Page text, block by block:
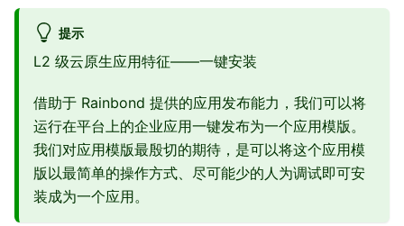
提示
L2 级云原生应用特征——一键安装
借助于 Rainbond 提供的应用发布能力，我们可以将
运行在平台上的企业应用一键发布为一个应用模版。
我们对应用模版最殷切的期待，是可以将这个应用模
版以最简单的操作方式、尽可能少的人为调试即可安
装成为一个应用。